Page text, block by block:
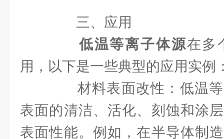
三、应用
低温等离子体源在多
用，以下是一些典型的应用实例
材料表面改性：低温等
表面的清洁、活化、刻蚀和涂
表面性能。例如，在半导体制